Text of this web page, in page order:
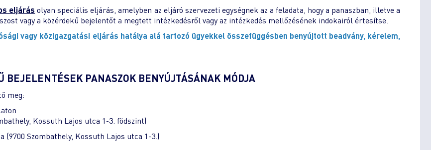
eljárás olyan speciális eljárás, amelyben az eljáró szervezeti egységnek az a feladata, hogy a panaszban, illetve a
vagy a közérdekű bejelentőt a megtett intézkedésről vagy az intézkedés mellőzésének indokairól értesítse.
vagy közigazgatási eljárás hatálya alá tartozó ügyekkel összefüggésben benyújtott beadvány, kérelem,
BEJELENTÉSEK PANASZOK BENYÚJTÁSÁNAK MÓDJA
meg:
Kossuth Lajos utca 1-3. födszint)
(9700 Szombathely, Kossuth Lajos utca 1-3.)